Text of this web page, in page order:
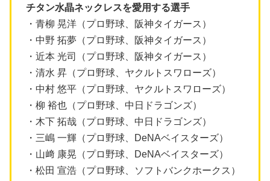
チタン水晶ネックレスを愛用する選手
・青柳 晃洋（プロ野球、阪神タイガース）
・中野 拓夢（プロ野球、阪神タイガース）
・近本 光司（プロ野球、阪神タイガース）
・清水 昇（プロ野球、ヤクルトスワローズ）
・中村 悠平（プロ野球、ヤクルトスワローズ）
・柳 裕也（プロ野球、中日ドラゴンズ）
・木下 拓哉（プロ野球、中日ドラゴンズ）
・三嶋 一輝（プロ野球、DeNAベイスターズ）
・山﨑 康晃（プロ野球、DeNAベイスターズ）
・松田 宣浩（プロ野球、ソフトバンクホークス）